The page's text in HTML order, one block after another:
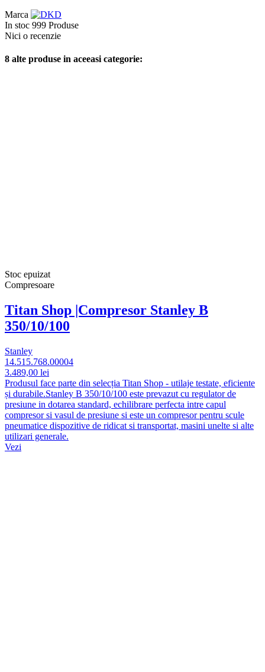
Marca
In stoc 999 Produse
Nici o recenzie
8 alte produse in aceeasi categorie:
Stoc epuizat
Compresoare
Titan Shop |Compresor Stanley B
350/10/100
Stanley
14.515.768.00004
3.489,00 lei
Produsul face parte din selecția Titan Shop - utilaje testate, eficiente
și durabile.Stanley B 350/10/100 este prevazut cu regulator de
presiune in dotarea standard, echilibrare perfecta intre capul
compresor si vasul de presiune si este un compresor pentru scule
pneumatice dispozitive de ridicat si transportat, masini unelte si alte
utilizari generale.
Vezi